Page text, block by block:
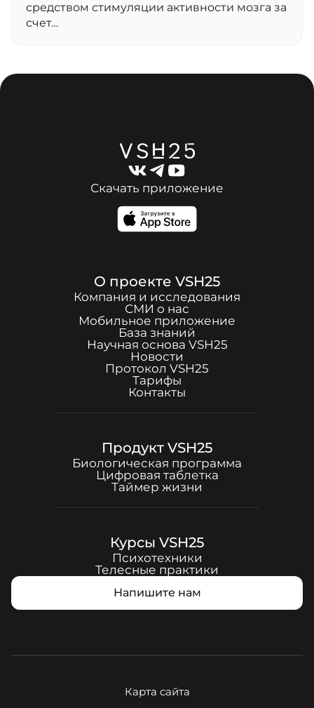
средством стимуляции активности мозга за
счет…
Скачать приложение
О проекте VSH25
Компания и исследования
СМИ о нас
Мобильное приложение
База знаний
Научная основа VSH25
Новости
Протокол VSH25
Тарифы
Контакты
Продукт VSH25
Биологическая программа
Цифровая таблетка
Таймер жизни
Курсы VSH25
Психотехники
Телесные практики
Напишите нам
Карта сайта